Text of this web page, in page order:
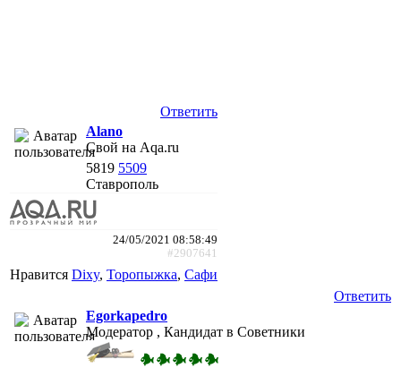
Ответить
Alano
Свой на Aqa.ru
5819 5509
Ставрополь
24/05/2021 08:58:49
#2907641
Нравится Dixy, Торопыжка, Сафи
Ответить
Egorkapedro
Модератор , Кандидат в Советники